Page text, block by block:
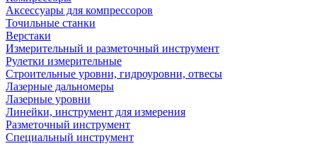
Аксессуары для компрессоров
Точильные станки
Верстаки
Измерительный и разметочный инструмент
Рулетки измерительные
Строительные уровни, гидроуровни, отвесы
Лазерные дальномеры
Лазерные уровни
Линейки, инструмент для измерения
Разметочный инструмент
Специальный инструмент